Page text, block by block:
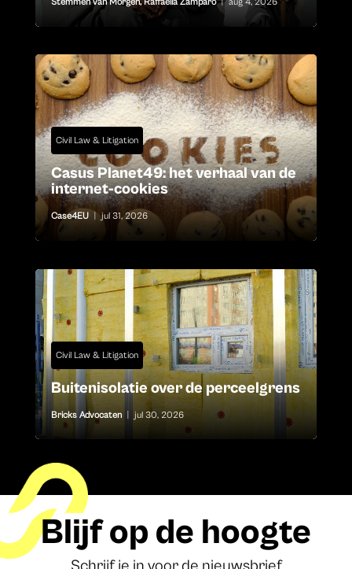
Civil Law & Litigation
Casus Planet49: het verhaal van de
internet-cookies
Case4EU jul 31, 2026
Civil Law & Litigation
Buitenisolatie over de perceelgrens
Bricks Advocaten jul 30, 2026
Blijf op de hoogte